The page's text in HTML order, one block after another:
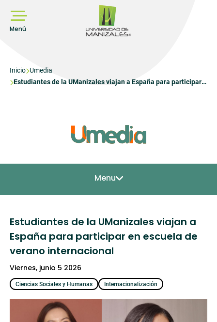
contenido
principal
Menú
Sobrescribir
enlaces
Inicio Umedia
Estudiantes de la UManizales viajan a España para participar
Menu
Estudiantes de la UManizales viajan a
España para participar en escuela de
verano internacional
viernes, junio 5 2026
Ciencias Sociales y Humanas Internacionalización